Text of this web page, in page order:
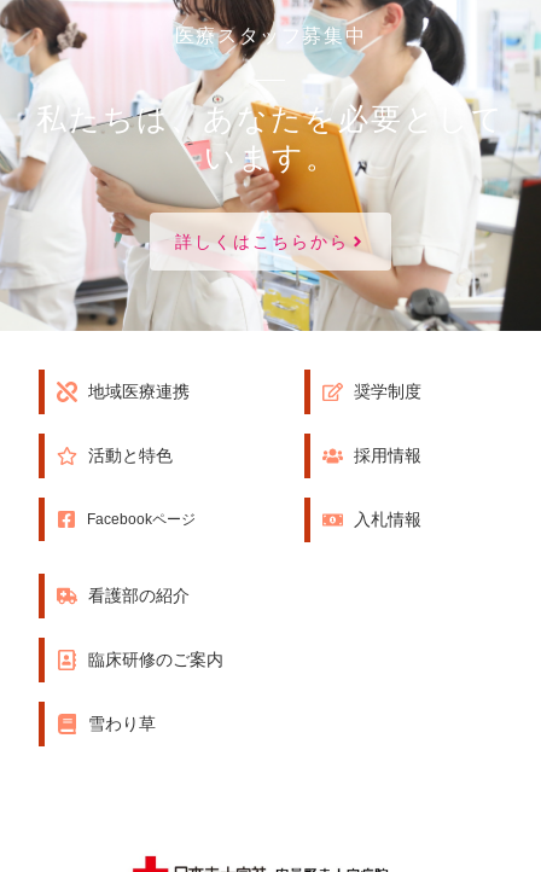
医療スタッフ募集中
私たちは、あなたを必要として
います。
詳しくはこちらから
地域医療連携
活動と特色
Facebookページ
奨学制度
採用情報
入札情報
看護部の紹介
臨床研修のご案内
雪わり草